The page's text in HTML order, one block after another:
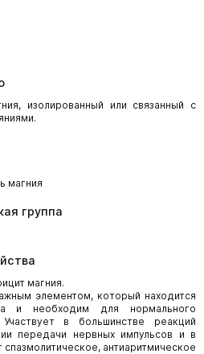
изолированный или связанный с
магния
группа
магния.
элементом, который находится
и необходим для нормального
в большинстве реакций
передачи нервных импульсов и в
антиаритмическое